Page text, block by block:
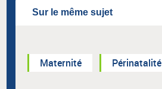
Sur le même sujet
Maternité Périnatalité